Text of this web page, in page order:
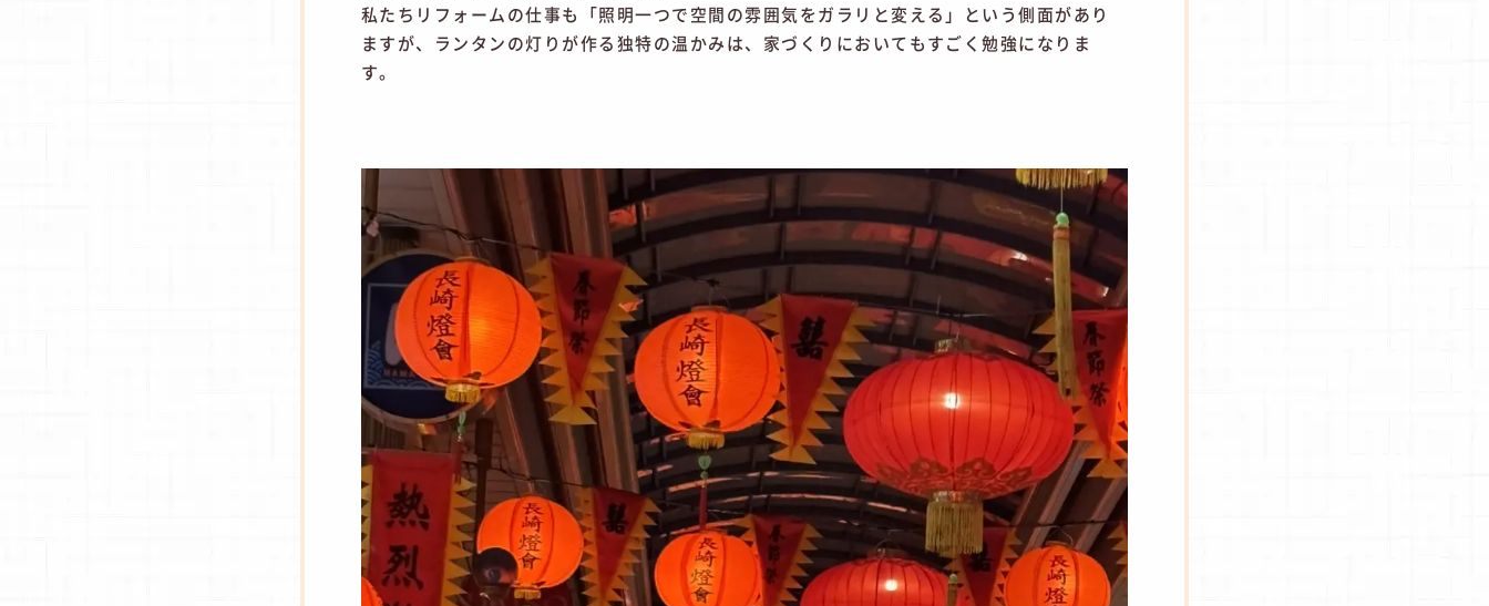
私たちリフォームの仕事も「照明一つで空間の雰囲気をガラリと変える」という側面があり
ますが、ランタンの灯りが作る独特の温かみは、家づくりにおいてもすごく勉強になりま
す。